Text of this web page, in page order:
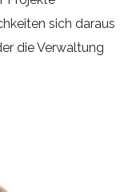
sich daraus
die Verwaltung